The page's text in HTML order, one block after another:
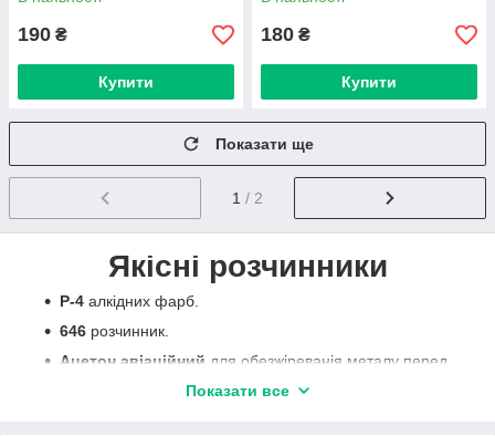
190 ₴
Купити
180 ₴
Купити
Показати ще
1 / 2
Якісні розчинники
Р-4 алкідних фарб.
646 розчинник.
Ацетон авіаційний для обезжіреванія металу перед
Показати все